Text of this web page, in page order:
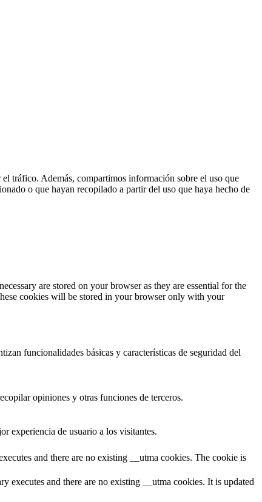
tráfico. Además, compartimos información sobre el uso que
o que hayan recopilado a partir del uso que haya hecho de
are stored on your browser as they are essential for the
cookies will be stored in your browser only with your
funcionalidades básicas y características de seguridad del
opiniones y otras funciones de terceros.
experiencia de usuario a los visitantes.
and there are no existing __utma cookies. The cookie is
executes and there are no existing __utma cookies. It is updated